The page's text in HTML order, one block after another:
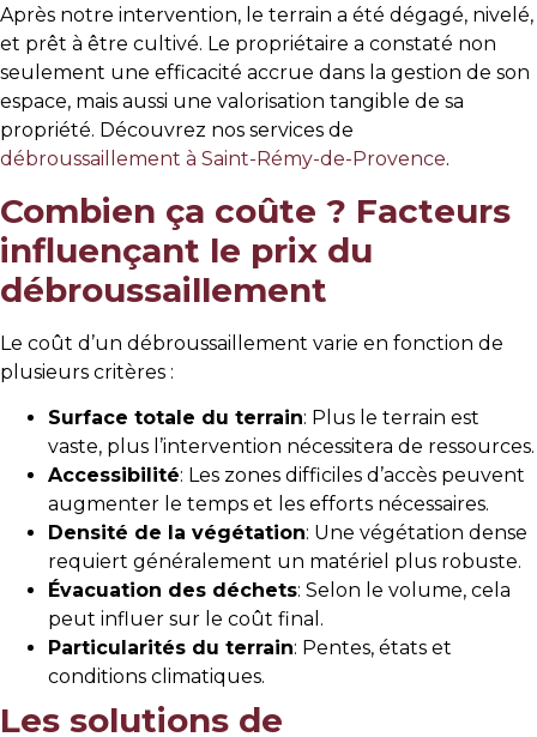
Après notre intervention, le terrain a été dégagé, nivelé,
et prêt à être cultivé. Le propriétaire a constaté non
seulement une efficacité accrue dans la gestion de son
espace, mais aussi une valorisation tangible de sa
propriété. Découvrez nos services de
débroussaillement à Saint-Rémy-de-Provence.
Combien ça coûte ? Facteurs
influençant le prix du
débroussaillement
Le coût d’un débroussaillement varie en fonction de
plusieurs critères :
Surface totale du terrain: Plus le terrain est
vaste, plus l’intervention nécessitera de ressources.
Accessibilité: Les zones difficiles d’accès peuvent
augmenter le temps et les efforts nécessaires.
Densité de la végétation: Une végétation dense
requiert généralement un matériel plus robuste.
Évacuation des déchets: Selon le volume, cela
peut influer sur le coût final.
Particularités du terrain: Pentes, états et
conditions climatiques.
Les solutions de